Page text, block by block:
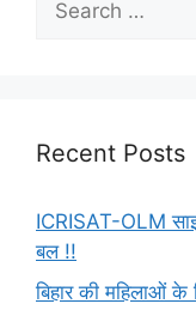
Recent Posts
ICRISAT-OLM
बल !!
बिहार की महिलाओं के